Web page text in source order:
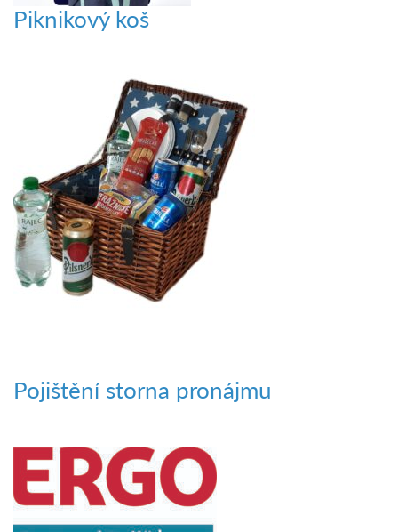
Piknikový koš
Pojištění storna pronájmu